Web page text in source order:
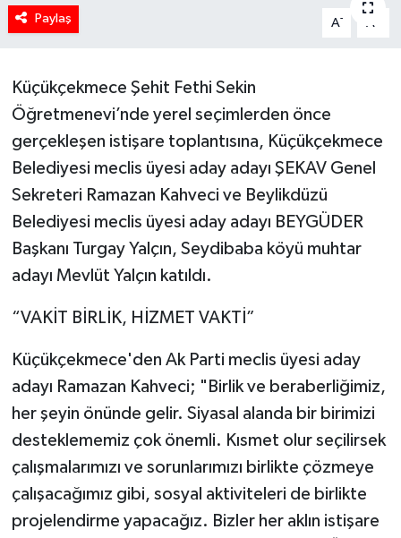
Paylaş A- A
Küçükçekmece Şehit Fethi Sekin
Öğretmenevi’nde yerel seçimlerden önce
gerçekleşen istişare toplantısına, Küçükçekmece
Belediyesi meclis üyesi aday adayı ŞEKAV Genel
Sekreteri Ramazan Kahveci ve Beylikdüzü
Belediyesi meclis üyesi aday adayı BEYGÜDER
Başkanı Turgay Yalçın, Seydibaba köyü muhtar
adayı Mevlüt Yalçın katıldı.
“VAKİT BİRLİK, HİZMET VAKTİ”
Küçükçekmece'den Ak Parti meclis üyesi aday
adayı Ramazan Kahveci; "Birlik ve beraberliğimiz,
her şeyin önünde gelir. Siyasal alanda bir birimizi
desteklememiz çok önemli. Kısmet olur seçilirsek
çalışmalarımızı ve sorunlarımızı birlikte çözmeye
çalışacağımız gibi, sosyal aktiviteleri de birlikte
projelendirme yapacağız. Bizler her aklın istişare